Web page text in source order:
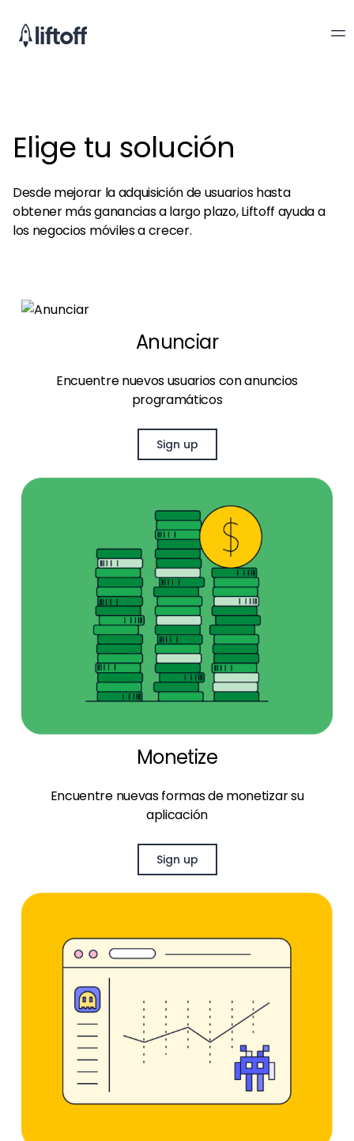
Elige tu solución
Desde mejorar la adquisición de usuarios hasta
obtener más ganancias a largo plazo, Liftoff ayuda a
los negocios móviles a crecer.
Anunciar
Encuentre nuevos usuarios con anuncios
programáticos
Sign up
Monetize
Encuentre nuevas formas de monetizar su
aplicación
Sign up